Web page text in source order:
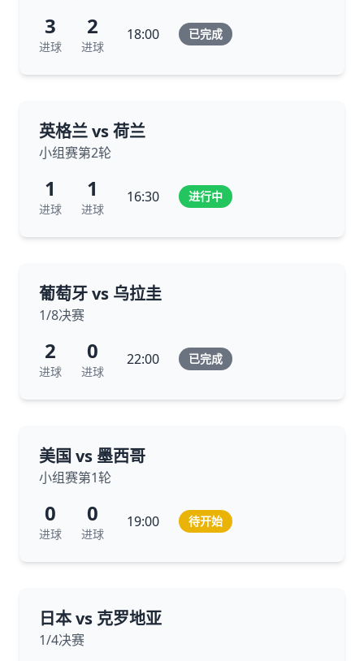
3
进球
2
进球
18:00 已完成
英格兰 vs 荷兰
小组赛第2轮
1
进球
1
进球
16:30 进行中
葡萄牙 vs 乌拉圭
1/8决赛
2
进球
0
进球
22:00 已完成
美国 vs 墨西哥
小组赛第1轮
0
进球
0
进球
19:00 待开始
日本 vs 克罗地亚
1/4决赛